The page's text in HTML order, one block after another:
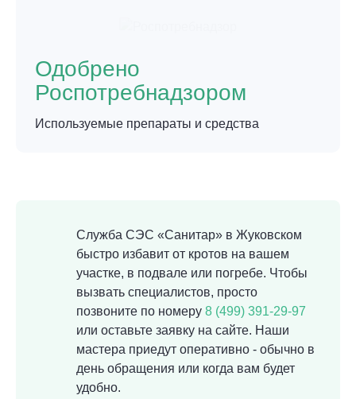
Одобрено
Роспотребнадзором
Используемые препараты и средства
Служба СЭС «Санитар» в Жуковском
быстро избавит от кротов на вашем
участке, в подвале или погребе. Чтобы
вызвать специалистов, просто
позвоните по номеру 8 (499) 391-29-97
или оставьте заявку на сайте. Наши
мастера приедут оперативно - обычно в
день обращения или когда вам будет
удобно.